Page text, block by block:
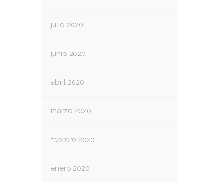
julio 2020
junio 2020
abril 2020
marzo 2020
febrero 2020
enero 2020